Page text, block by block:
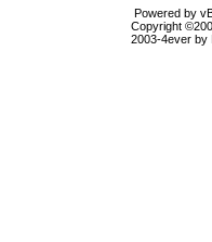
Powered by
Copyright
2003-4ever by